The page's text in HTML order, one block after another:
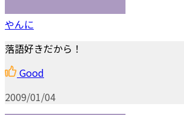
やんに
落語好きだから！
Good
2009/01/04